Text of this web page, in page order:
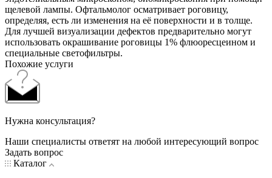
щелевой лампы. Офтальмолог осматривает роговицу,
определяя, есть ли изменения на её поверхности и в толще.
Для лучшей визуализации дефектов предварительно могут
использовать окрашивание роговицы 1% флюоресцеином и
специальные светофильтры.
Похожие услуги
Нужна консультация?
Наши специалисты ответят на любой интересующий вопрос
Задать вопрос
Каталог